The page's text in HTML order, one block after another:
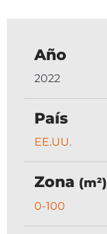
Año
2022
País
EE.UU.
Zona (m²)
0-100